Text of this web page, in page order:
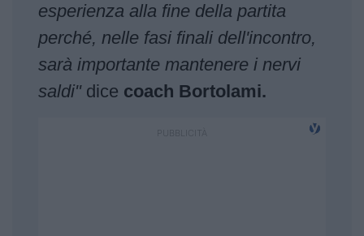
esperienza alla fine della partita
perché, nelle fasi finali dell'incontro,
sarà importante mantenere i nervi
saldi"dice coach Bortolami.